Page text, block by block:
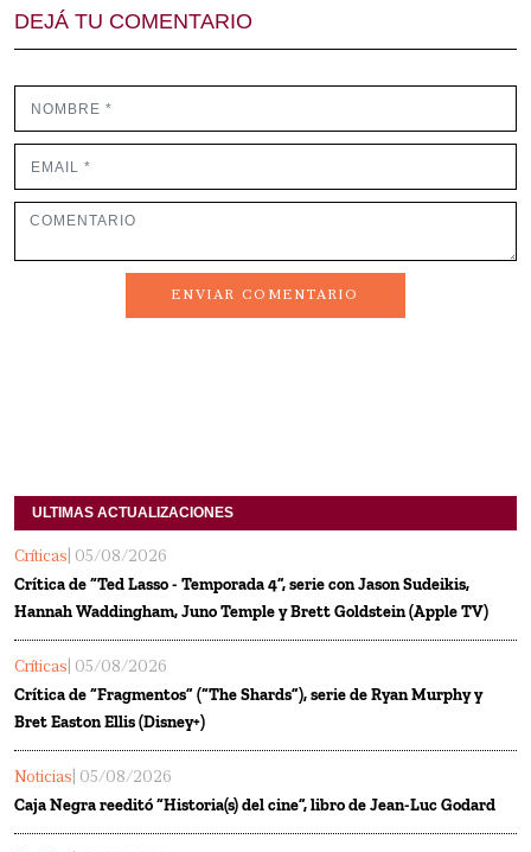
DEJÁ TU COMENTARIO
ENVIAR COMENTARIO
ULTIMAS ACTUALIZACIONES
Críticas | 05/08/2026
Crítica de “Ted Lasso - Temporada 4”, serie con Jason Sudeikis,
Hannah Waddingham, Juno Temple y Brett Goldstein (Apple TV)
Críticas | 05/08/2026
Crítica de “Fragmentos” (“The Shards”), serie de Ryan Murphy y
Bret Easton Ellis (Disney+)
Noticias | 05/08/2026
Caja Negra reeditó “Historia(s) del cine”, libro de Jean-Luc Godard